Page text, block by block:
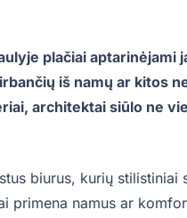
plačiai aptarinėjami
iš namų ar kitos
architektai siūlo ne
biurus, kurių stilistiniai
primena namus ar